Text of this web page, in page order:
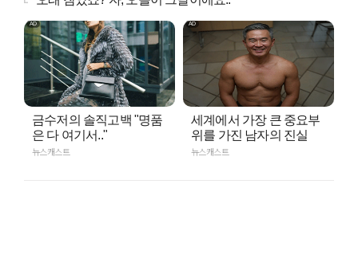
금수저의 솔직고백 "명품
은 다 여기서.."
뉴스캐스트
세계에서 가장 큰 중요부
위를 가진 남자의 진실
뉴스캐스트